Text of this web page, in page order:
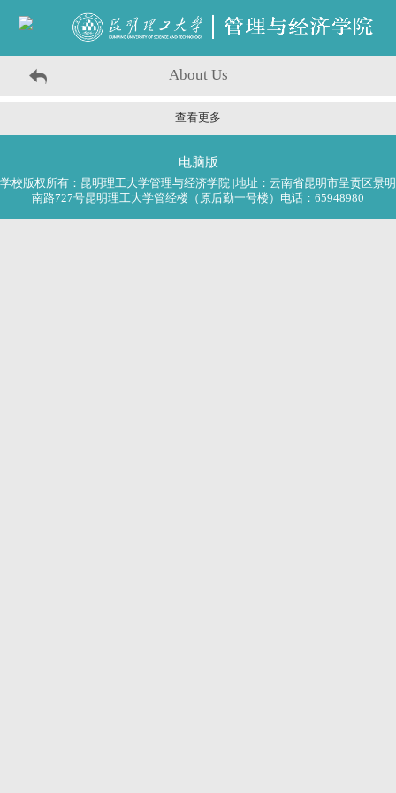
About Us
查看更多
电脑版
学校版权所有：昆明理工大学管理与经济学院 |地址：云南省昆明市呈贡区景明
南路727号昆明理工大学管经楼（原后勤一号楼）电话：65948980